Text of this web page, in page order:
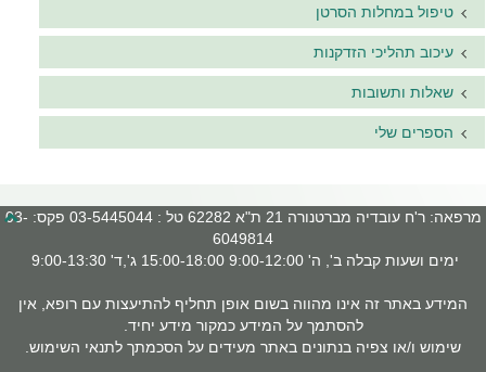
טיפול במחלות הסרטן
עיכוב תהליכי הזדקנות
שאלות ותשובות
הספרים שלי
מרפאה: ר'ח עובדיה מברטנורה 21 ת"א 62282 טל : 03-5445044 פקס: 03-
6049814
ימים ושעות קבלה ב', ה' 9:00-12:00 15:00-18:00 ג',ד' 9:00-13:30
המידע באתר זה אינו מהווה בשום אופן תחליף להתיעצות עם רופא, אין
להסתמך על המידע כמקור מידע יחיד.
שימוש ו/או צפיה בנתונים באתר מעידים על הסכמתך לתנאי השימוש.